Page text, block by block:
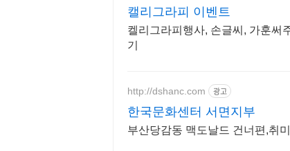
캘리그라피 이벤트
켈리그라피행사, 손글씨, 가훈써주기,
기
http://dshanc.com 광고
한국문화센터 서면지부
부산당감동 맥도날드 건너편,취